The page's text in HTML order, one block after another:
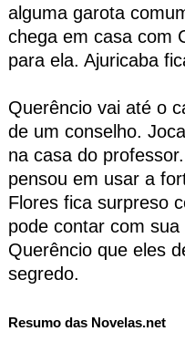
alguma garota
chega em casa com
para ela. Ajuricaba
Querêncio vai até o
de um conselho.
na casa do
pensou em usar a
Flores fica surpreso
pode contar com
Querêncio que eles
segredo.
Resumo das Novelas.net